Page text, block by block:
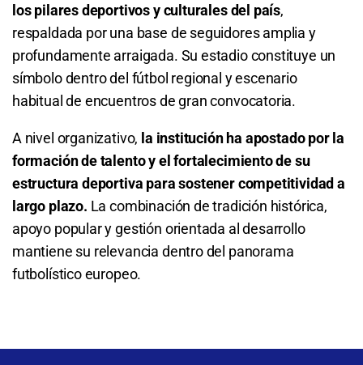
Total de Goles - Menos de 4.5
1.30 S/ 13 S/ 3
Total de Goles - Más de 6.5
13.00 S/ 130 S/ 120
Total de Goles - Menos de 6.5
S/ 10,50 S/ 0,50
Se Clasificará Red Star Belgrade
los pilares deportivos y culturales del país,
respaldada por una base de seguidores amplia y
profundamente arraigada. Su estadio constituye un
símbolo dentro del fútbol regional y escenario
habitual de encuentros de gran convocatoria.
A nivel organizativo, la institución ha apostado por la
formación de talento y el fortalecimiento de su
estructura deportiva para sostener competitividad a
largo plazo. La combinación de tradición histórica,
apoyo popular y gestión orientada al desarrollo
mantiene su relevancia dentro del panorama
futbolístico europeo.